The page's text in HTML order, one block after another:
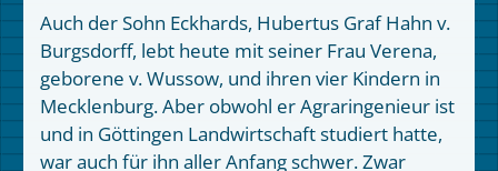
Auch der Sohn Eckhards, Hubertus Graf Hahn v.
Burgsdorff, lebt heute mit seiner Frau Verena,
geborene v. Wussow, und ihren vier Kindern in
Mecklenburg. Aber obwohl er Agraringenieur ist
und in Göttingen Landwirtschaft studiert hatte,
war auch für ihn aller Anfang schwer. Zwar